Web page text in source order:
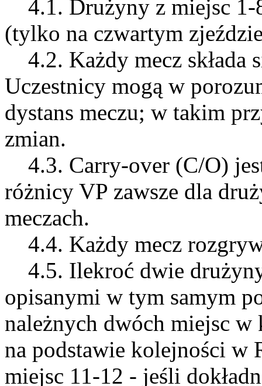
4.1. Drużyny z miejsc 1-
(tylko na czwartym
4.2. Każdy mecz składa
Uczestnicy mogą w
dystans meczu; w takim
zmian.
4.3. Carry-over (C/O)
różnicy VP zawsze dla
meczach.
4.4. Każdy mecz
4.5. Ilekroć dwie
opisanymi w tym samym
należnych dwóch miejsc
na podstawie kolejności w
miejsc 11-12 - jeśli